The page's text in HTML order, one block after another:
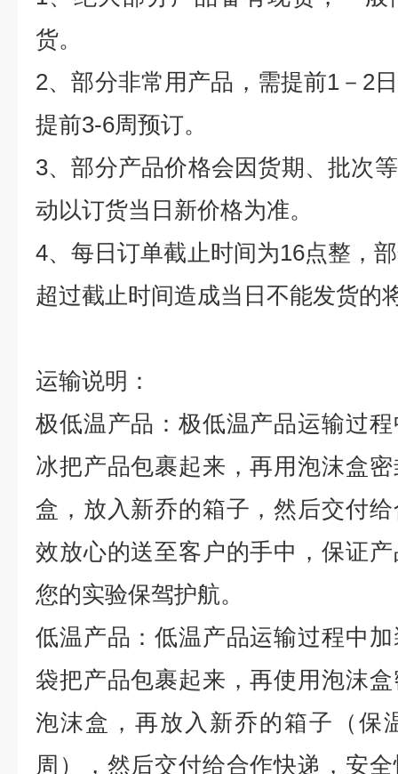
货。
2、部分非常用产品，需提前1 － 2
提前3-6周预订。
3、部分产品价格会因货期、批次
动以订货当日新价格为准。
4、每日订单截止时间为16点整，
超过截止时间造成当日不能发货的
运输说明：
极低温产品：极低温产品运输过
冰把产品包裹起来，再用泡沫盒
盒，放入新乔的箱子，然后交付
效放心的送至客户的手中，保证
您的实验保驾护航。
低温产品：低温产品运输过程中
袋把产品包裹起来，再使用泡沫
泡沫盒，再放入新乔的箱子（保
周），然后交付给合作快递，安